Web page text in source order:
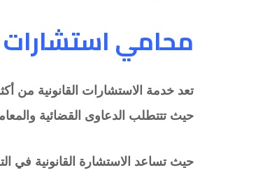
محامي استشارات
تعد خدمة الاستشارات القانونية من
حيث تتتطلب الدعاوى القضائية
حيث تساعد الاستشارة القانونية في